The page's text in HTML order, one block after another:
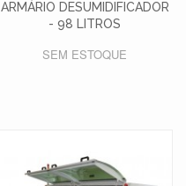
ARMÁRIO DESUMIDIFICADOR
- 98 LITROS
SEM ESTOQUE